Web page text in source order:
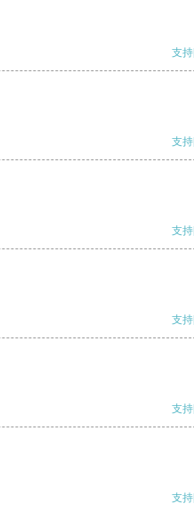
支持
支持
支持
支持
支持
支持